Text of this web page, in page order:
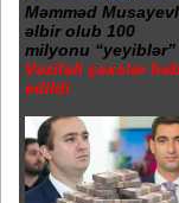
Məmməd
əlbir olub 100
milyonu “yeyiblər”
Vəzifəli şəxslər
edildi